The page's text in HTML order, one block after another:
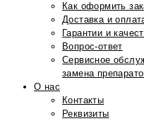
Как оформить
Доставка и
Гарантии и
Вопрос-ответ
Сервисное
замена
О нас
Контакты
Реквизиты